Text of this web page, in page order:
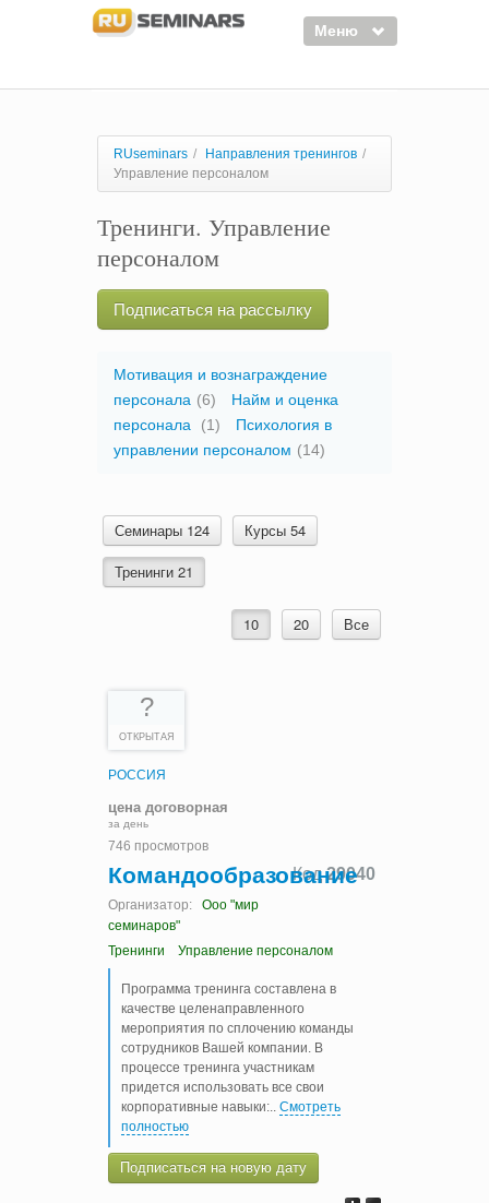
Меню
Курсы
Тренинги
Организаторы
Лектора
Войти
RUseminars / Направления тренингов /
Управление персоналом
Тренинги. Управление
персоналом
Подписаться на рассылку
Мотивация и вознаграждение
персонала (6)
Найм и оценка
персонала
(1)
Психология в
управлении персоналом (14)
Семинары 124
Курсы 54
Тренинги 21
10 20 Все
?
ОТКРЫТАЯ
РОССИЯ
цена договорная
за день
746 просмотров
Код29040
Командообразование
Организатор:
Ооо "мир
семинаров"
Тренинги
Управление персоналом
Программа тренинга составлена в
качестве целенаправленного
мероприятия по сплочению команды
сотрудников Вашей компании. В
процессе тренинга участникам
придется использовать все свои
корпоративные навыки:.. Смотреть
полностью
Подписаться на новую дату